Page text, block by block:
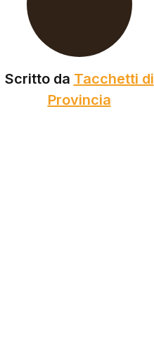
Scritto da Tacchetti di
Provincia